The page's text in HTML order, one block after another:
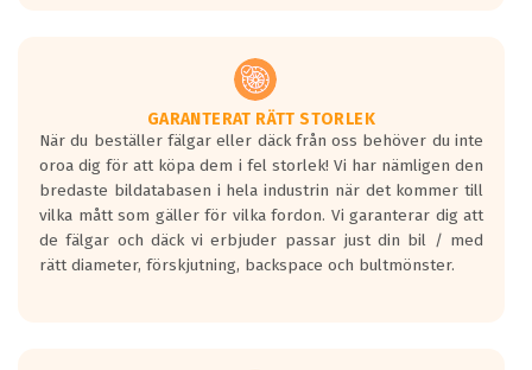
GARANTERAT RÄTT STORLEK
När du beställer fälgar eller däck från oss behöver du inte
oroa dig för att köpa dem i fel storlek! Vi har nämligen den
bredaste bildatabasen i hela industrin när det kommer till
vilka mått som gäller för vilka fordon. Vi garanterar dig att
de fälgar och däck vi erbjuder passar just din bil / med
rätt diameter, förskjutning, backspace och bultmönster.